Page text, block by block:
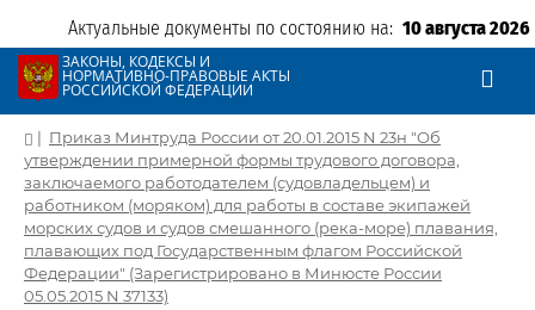
Актуальные документы по состоянию на: 10 августа 2026
ЗАКОНЫ, КОДЕКСЫ И
НОРМАТИВНО-ПРАВОВЫЕ АКТЫ
РОССИЙСКОЙ ФЕДЕРАЦИИ
| Приказ Минтруда России от 20.01.2015 N 23н "Об
утверждении примерной формы трудового договора,
заключаемого работодателем (судовладельцем) и
работником (моряком) для работы в составе экипажей
морских судов и судов смешанного (река-море) плавания,
плавающих под Государственным флагом Российской
Федерации" (Зарегистрировано в Минюсте России
05.05.2015 N 37133)